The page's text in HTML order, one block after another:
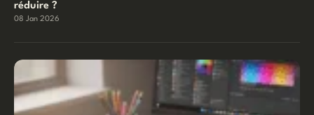
réduire ?
08 Jan 2026